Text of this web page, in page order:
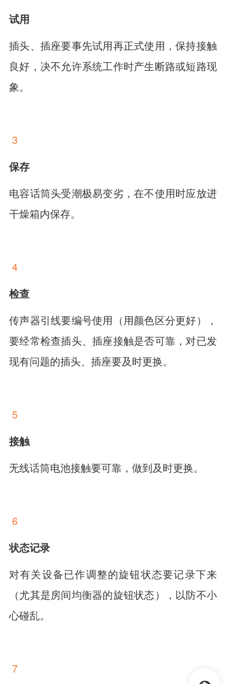
试用
插头、插座要事先试用再正式使用，保持接触
良好，决不允许系统工作时产生断路或短路现
象。
3
保存
电容话筒头受潮极易变劣，在不使用时应放进
干燥箱内保存。
4
检查
传声器引线要编号使用（用颜色区分更好），
要经常检查插头、插座接触是否可靠，对已发
现有问题的插头、插座要及时更换。
5
接触
无线话筒电池接触要可靠，做到及时更换。
6
状态记录
对有关设备已作调整的旋钮状态要记录下来
（尤其是房间均衡器的旋钮状态），以防不小
心碰乱。
7